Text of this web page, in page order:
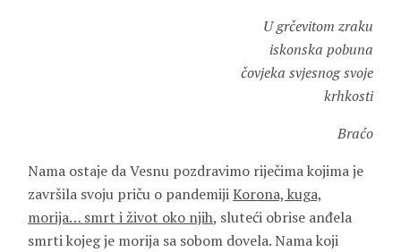
U grčevitom zraku
iskonska pobuna
čovjeka svjesnog svoje
krhkosti
Braćo
Nama ostaje da Vesnu pozdravimo riječima kojima je
završila svoju priču o pandemijiKorona, kuga,
morija… smrt i život oko njih, sluteći obrise anđela
smrti kojeg je morija sa sobom dovela. Nama koji